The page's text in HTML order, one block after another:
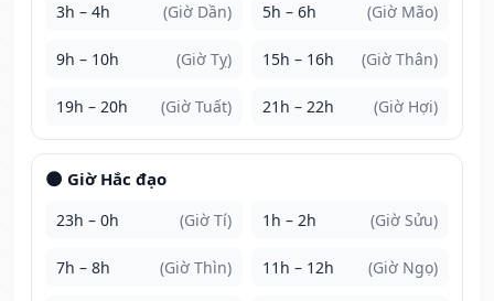
3h – 4h (Giờ Dần) 5h – 6h (Giờ Mão)
9h – 10h (Giờ Tỵ) 15h – 16h (Giờ Thân)
19h – 20h (Giờ Tuất) 21h – 22h (Giờ Hợi)
🌑 Giờ Hắc đạo
23h – 0h (Giờ Tí) 1h – 2h (Giờ Sửu)
7h – 8h (Giờ Thìn) 11h – 12h (Giờ Ngọ)